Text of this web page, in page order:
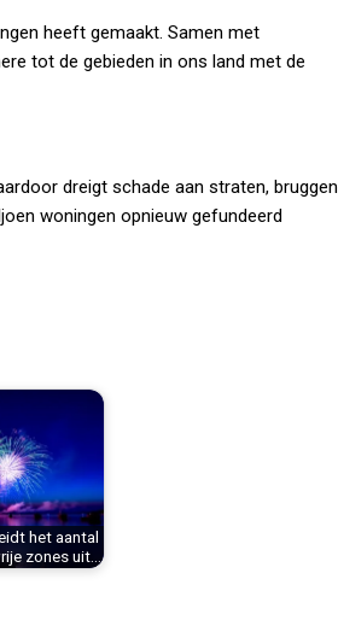
heeft gemaakt. Samen met
tot de gebieden in ons land met de
dreigt schade aan straten, bruggen
woningen opnieuw gefundeerd
het aantal
zones uit…